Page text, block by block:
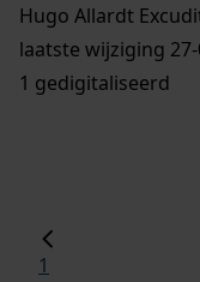
Hugo Allardt
laatste wijziging
1 gedigitaliseerd
1